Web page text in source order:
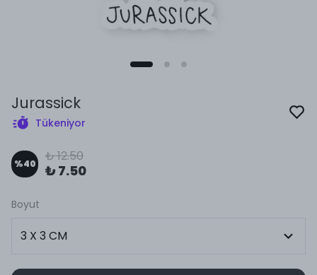
Jurassick
Tükeniyor
%40 ₺ 12.50
₺ 7.50
Boyut